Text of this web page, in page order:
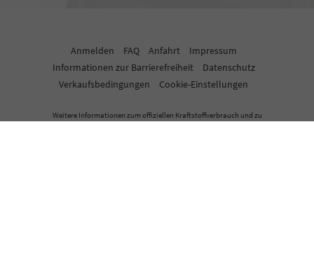
Anmelden FAQ Anfahrt
Impressum
Informationen zur Barrierefreiheit
Datenschutz
Verkaufsbedingungen
Cookie-Einstellungen
Weitere Informationen zum offiziellen Kraftstoffverbrauch und zu